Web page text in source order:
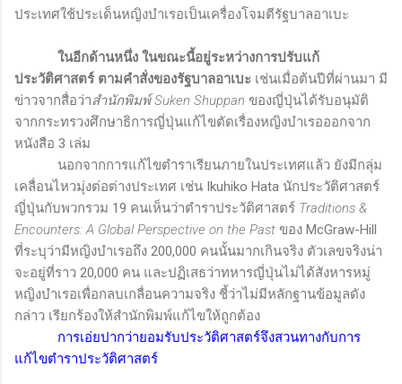
ประเทศใช้ประเด็นหญิงบำเรอเป็นเครื่องโจมตีรัฐบาลอาเบะ
ในอีกด้านหนึ่ง ในขณะนี้อยู่ระหว่างการปรับแก้
ประวัติศาสตร์ ตามคำสั่งของรัฐบาลอาเบะ เช่นเมื่อต้นปีที่ผ่านมา มี
ข่าวจากสื่อว่าสำนักพิมพ์Suken Shuppan ของญี่ปุ่นได้รับอนุมัติ
จากกระทรวงศึกษาธิการญี่ปุ่นแก้ไขตัดเรื่องหญิงบำเรอออกจาก
หนังสือ 3 เล่ม
นอกจากการแก้ไขตำราเรียนภายในประเทศแล้ว ยังมีกลุ่ม
เคลื่อนไหวมุ่งต่อต่างประเทศ เช่น Ikuhiko Hata นักประวัติศาสตร์
ญี่ปุ่นกับพวกรวม 19 คนเห็นว่าตำราประวัติศาสตร์ Traditions &
Encounters: A Global Perspective on the Past ของ McGraw-Hill
ที่ระบุว่ามีหญิงบำเรอถึง 200,000 คนนั้นมากเกินจริง ตัวเลขจริงน่า
จะอยู่ที่ราว 20,000 คน และปฏิเสธว่าทหารญี่ปุ่นไม่ได้สังหารหมู่
หญิงบำเรอเพื่อกลบเกลื่อนความจริง ชี้ว่าไม่มีหลักฐานข้อมูลดัง
กล่าว เรียกร้องให้สำนักพิมพ์แก้ไขให้ถูกต้อง
การเอ่ยปากว่ายอมรับประวัติศาสตร์จึงสวนทางกับการ
แก้ไขตำราประวัติศาสตร์